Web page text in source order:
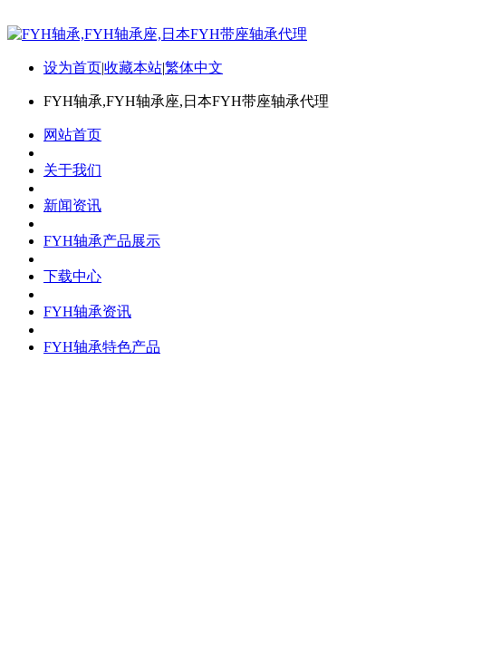
设为首页|收藏本站|繁体中文
FYH轴承,FYH轴承座,日本FYH带座轴承代理
网站首页
关于我们
新闻资讯
FYH轴承产品展示
下载中心
FYH轴承资讯
FYH轴承特色产品